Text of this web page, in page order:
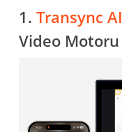
1. Transync AI
Video Motoru